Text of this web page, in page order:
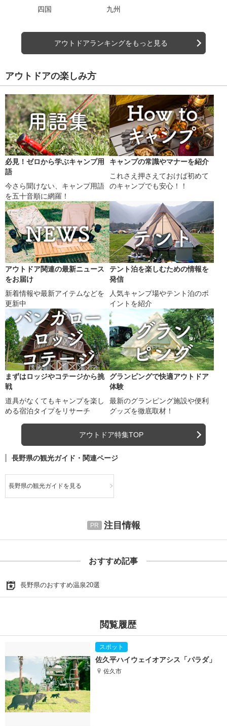
四国
九州
アウトドアランキングをもっと見る
アウトドアの楽しみ方
必見！ゼロから学ぶキャンプ用
語
今さら聞けない、キャンプ用語
を五十音順に網羅！
キャンプの常識やマナーを紹介
これさえ押さえておけば初めて
のキャンプでも安心！！
アウトドア関連の最新ニュース
をお届け
新着情報や最新アイテムなどを
更新中
テント泊を楽しむための情報を
発信
人気キャンプ場やテント泊のポ
イントを紹介
まずはロッジやコテージから挑
戦
道具がなくてもキャンプを楽し
める宿泊タイプをリサーチ
グランピングで快適アウトドア
体験
最新のグランピング施設や便利
グッズを徹底取材！
アウトドア特集TOP
長野県の観光ガイド・関連ページ
長野県の観光ガイドを見る
注目情報
おすすめ記事
長野県のおすすめ温泉20選
閲覧履歴
佐久平ハイウェイオアシス「パラダ」
佐久市